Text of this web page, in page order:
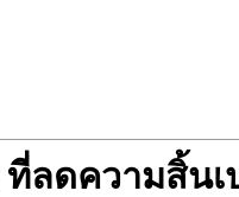
ลดความสิ้น